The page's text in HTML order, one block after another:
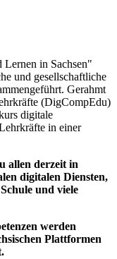
in Sachsen"
und gesellschaftliche
Gerahmt
(DigCompEdu)
digitale
in einer
allen derzeit in
digitalen Diensten,
und viele
werden
Plattformen